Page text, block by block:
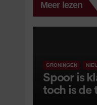
Meer lezen
GRONINGEN
Spoor is
toch is de